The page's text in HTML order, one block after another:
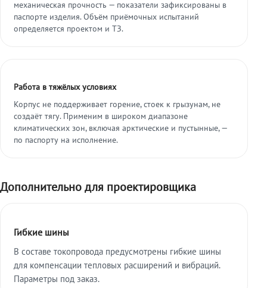
механическая прочность — показатели зафиксированы в
паспорте изделия. Объём приёмочных испытаний
определяется проектом и ТЗ.
Работа в тяжёлых условиях
Корпус не поддерживает горение, стоек к грызунам, не
создаёт тягу. Применим в широком диапазоне
климатических зон, включая арктические и пустынные, —
по паспорту на исполнение.
Дополнительно для проектировщика
Гибкие шины
В составе токопровода предусмотрены гибкие шины
для компенсации тепловых расширений и вибраций.
Параметры под заказ.